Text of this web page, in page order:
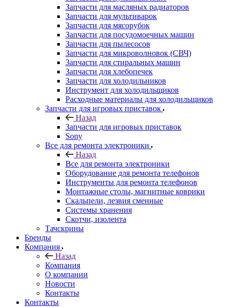
Запчасти для масляных радиаторов
Запчасти для мультиварок
Запчасти для мясорубок
Запчасти для посудомоечных машин
Запчасти для пылесосов
Запчасти для микроволновок (СВЧ)
Запчасти для стиральных машин
Запчасти для хлебопечек
Запчасти для холодильников
Инструмент для холодильщиков
Расходные материалы для холодильщиков
Запчасти для игровых приставок
Назад
Запчасти для игровых приставок
Sony
Все для ремонта электроники
Назад
Все для ремонта электроники
Оборудование для ремонта телефонов
Инструменты для ремонта телефонов
Монтажные столы, магнитные коврики
Скальпели, лезвия сменные
Системы хранения
Скотчи, изолента
Тачскрины
Бренды
Компания
Назад
Компания
О компании
Новости
Контакты
Контакты